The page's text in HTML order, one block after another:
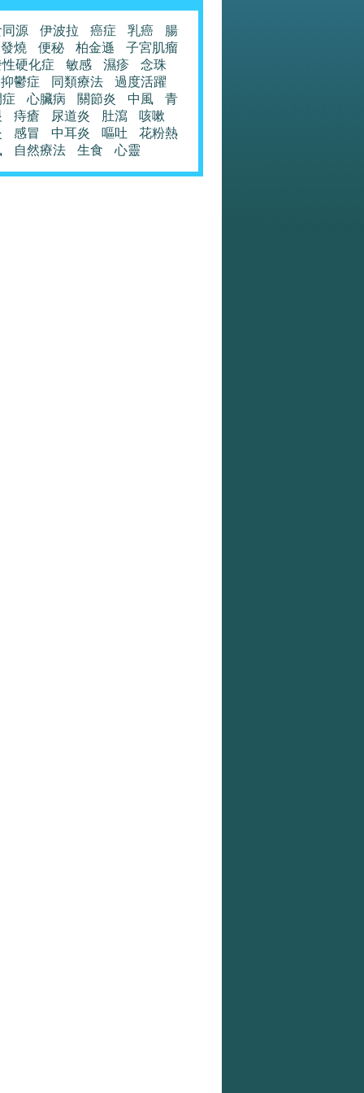
源 伊波拉 癌症 乳癌
腸
發燒
便秘 柏金遜
子宮肌瘤
硬化症
敏感 濕疹
念珠
抑鬱症
同類療法
過度活躍
心臟病 關節炎 中風
青
痔瘡 尿道炎 肚瀉
咳嗽
感冒 中耳炎 嘔吐
花粉熱
自然療法 生食 心靈